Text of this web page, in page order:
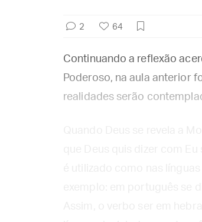
2 64
Continuando a reflexão
Poderoso, na aula anterior
realidades serão